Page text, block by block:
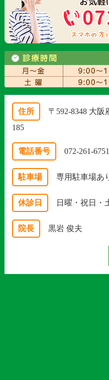
住所
〒592-8348 大
185
電話番号 072-261-6751
駐車場 専用駐車場あ
休診日 日曜・祝日・
院長 黒岩 俊夫